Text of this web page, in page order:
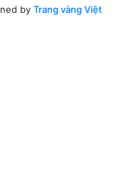
by Trang vàng Việt